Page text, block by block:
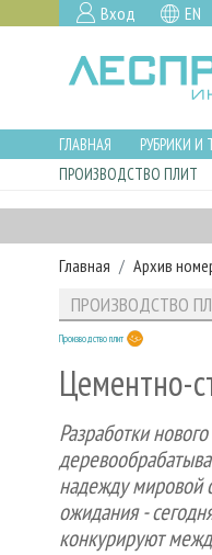
Вход EN
ГЛАВНАЯ РУБРИКИ И
ПРОИЗВОДСТВО ПЛИТ
Главная Архив
ПРОИЗВОДСТВО
Производство плит
Цементно-
Разработки
надежду мировой
ожидания -
конкурируют